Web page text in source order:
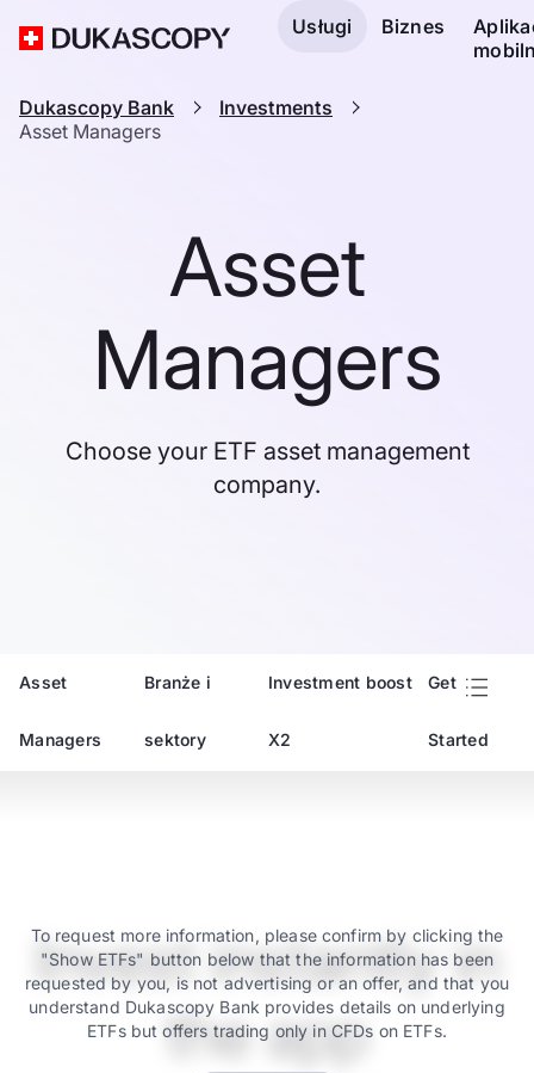
Usługi Biznes
Dukascopy Bank
Investments
Asset Managers
Asset
Managers
Choose your ETF asset management
company.
Asset
Managers
Branże i
sektory
Investment boost
X2
Get
Started
Invest instantly in
the app
To request more information, please confirm by clicking the
"Show ETFs" button below that the information has been
requested by you, is not advertising or an offer, and that you
understand Dukascopy Bank provides details on underlying
ETFs but offers trading only in CFDs on ETFs.